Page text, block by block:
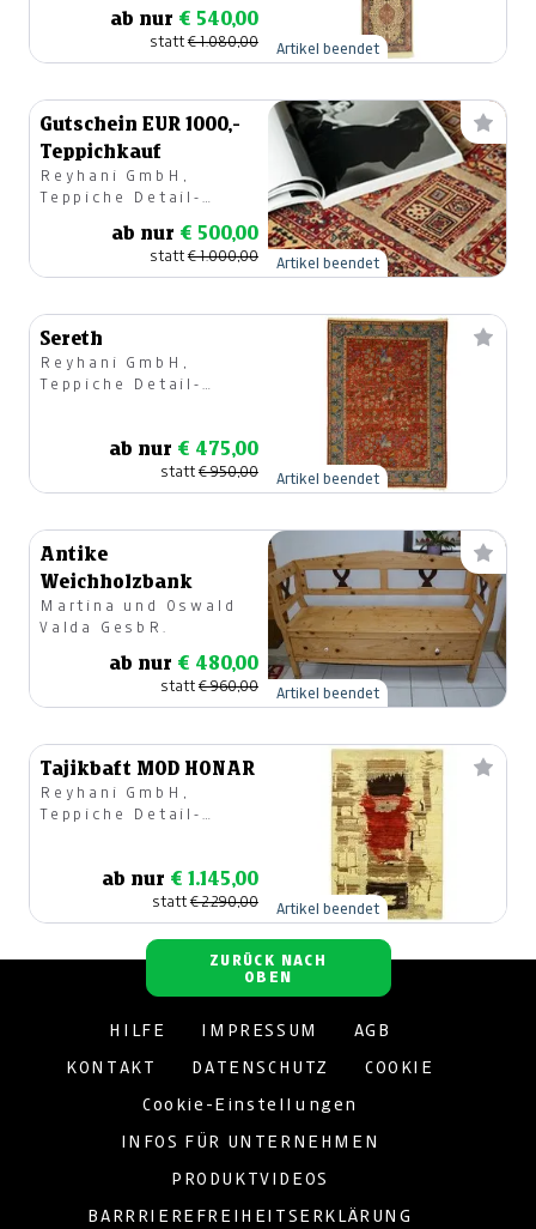
ab nur € 540,00
statt€ 1.080,00 Artikel beendet
Gutschein EUR 1000,-
Teppichkauf
Reyhani GmbH,
Teppiche Detail-
ab nur € 500,00
statt€ 1.000,00 Artikel beendet
Sereth
Reyhani GmbH,
Teppiche Detail-
ab nur € 475,00
statt€ 950,00 Artikel beendet
Antike
Weichholzbank
Martina und Oswald
Valda GesbR.
ab nur € 480,00
statt€ 960,00 Artikel beendet
Tajikbaft MOD HONAR
Reyhani GmbH,
Teppiche Detail-
ab nur € 1.145,00
statt€ 2.290,00 Artikel beendet
ZURÜCK NACH
OBEN
HILFE IMPRESSUM AGB
KONTAKT DATENSCHUTZ COOKIE
Cookie-Einstellungen
INFOS FÜR UNTERNEHMEN
PRODUKTVIDEOS
BARRRIEREFREIHEITSERKLÄRUNG